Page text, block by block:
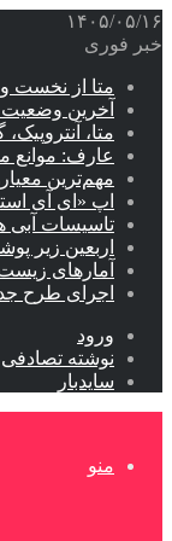
۱۴۰۵/۰۵/۱۶
خبر فوری
متا از نخست
آخرین
متا،
عارف: موانع
مهم‌ترین
اپ «ای آی
تاسیسات آبی
اربعین زیر
آمارهای
اجرای طرح
ورود
نوشته تصادفی
سایدبار
منو